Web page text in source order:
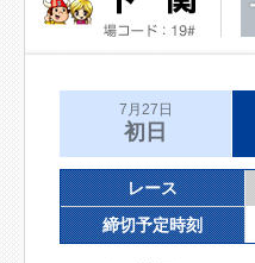
7月27日
初日
レース
締切予定時刻